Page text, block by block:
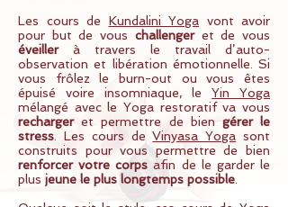
Les cours de Kundalini Yoga vont avoir
pour but de vous challengeret de vous
éveillerà travers le travail d’auto-
observation et libération émotionnelle. Si
vous frôlez le burn-out ou vous êtes
épuisé voire insomniaque, leYin Yoga
mélangé avec le Yoga restoratif va vous
rechargeret permettre de bien gérer le
stress . Les cours deVinyasa Yoga sont
construits pour vous permettre de bien
renforcer votre corps afin de le garder le
plus jeune le plus longtemps possible